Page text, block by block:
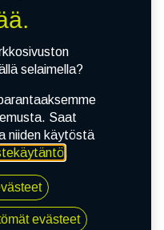
S 4 SEASONS 2
selaimella?
Saat
niiden käytöstä
.
evästeet